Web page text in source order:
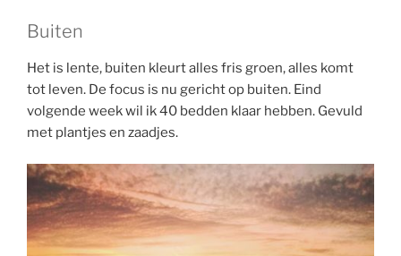
Buiten
Het is lente, buiten kleurt alles fris groen, alles komt
tot leven. De focus is nu gericht op buiten. Eind
volgende week wil ik 40 bedden klaar hebben. Gevuld
met plantjes en zaadjes.